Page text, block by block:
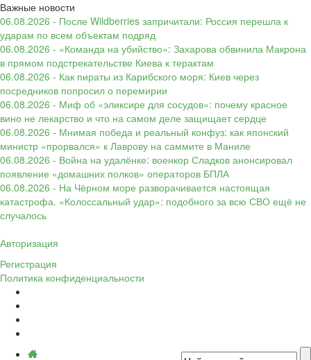
Важные новости
06.08.2026 - После Wildberries запричитали: Россия перешла к
ударам по всем объектам подряд
06.08.2026 - «Команда на убийство»: Захарова обвинила Макрона
в прямом подстрекательстве Киева к терактам
06.08.2026 - Как пираты из Карибского моря: Киев через
посредников попросил о перемирии
06.08.2026 - Миф об «эликсире для сосудов»: почему красное
вино не лекарство и что на самом деле защищает сердце
06.08.2026 - Мнимая победа и реальный конфуз: как японский
министр «прорвался» к Лаврову на саммите в Маниле
06.08.2026 - Война на удалёнке: военкор Сладков анонсировал
появление «домашних полков» операторов БПЛА
06.08.2026 - На Чёрном море разворачивается настоящая
катастрофа. «Колоссальный удар»: подобного за всю СВО ещё не
случалось
Авторизация
Регистрация
Политика конфиденциальности